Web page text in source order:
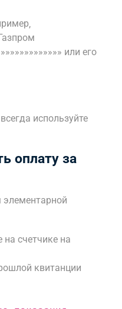
или его
используйте
оплату за
элементарной
счетчике на
квитанции